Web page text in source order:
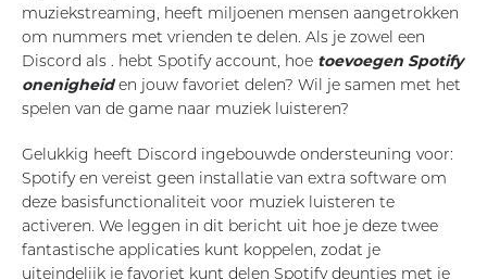
muziekstreaming, heeft miljoenen mensen aangetrokken
om nummers met vrienden te delen. Als je zowel een
Discord als . hebt Spotify account, hoe toevoegen Spotify
onenigheiden jouw favoriet delen? Wil je samen met het
spelen van de game naar muziek luisteren?
Gelukkig heeft Discord ingebouwde ondersteuning voor:
Spotify en vereist geen installatie van extra software om
deze basisfunctionaliteit voor muziek luisteren te
activeren. We leggen in dit bericht uit hoe je deze twee
fantastische applicaties kunt koppelen, zodat je
uiteindelijk je favoriet kunt delen Spotify deuntjes met je